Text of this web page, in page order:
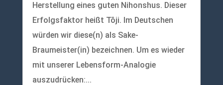
Herstellung eines guten Nihonshus. Dieser
Erfolgsfaktor heißt Tōji. Im Deutschen
würden wir diese(n) als Sake-
Braumeister(in) bezeichnen. Um es wieder
mit unserer Lebensform-Analogie
auszudrücken:...